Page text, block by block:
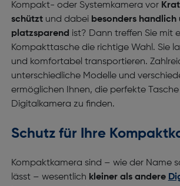
Kompakt- oder Systemkamera vor
schütztund dabei besonders handlich
platzsparend ist? Dann treffen Sie mit
Kompakttasche die richtige Wahl. Sie
und komfortabel transportieren.
unterschiedliche Modelle und
ermöglichen Ihnen, die perfekte Tasche
Digitalkamera zu finden.
Schutz für Ihre
Kompaktkamera sind – wie der Name
lässt – wesentlich kleiner als andere